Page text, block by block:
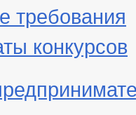
требования
конкурсов